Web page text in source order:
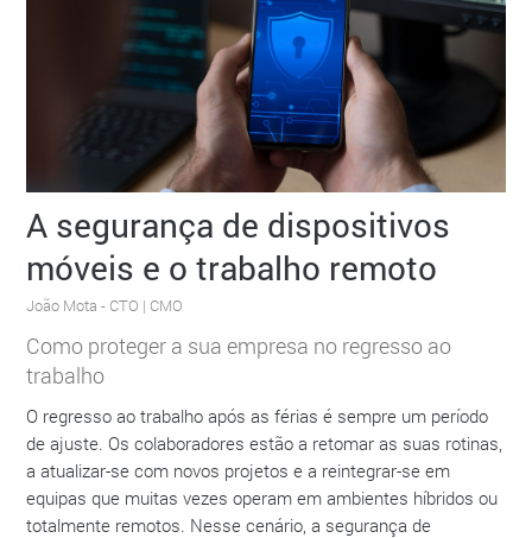
A segurança de dispositivos
móveis e o trabalho remoto
João Mota- CTO | CMO
Como proteger a sua empresa no regresso ao
trabalho
O regresso ao trabalho após as férias é sempre um período
de ajuste. Os colaboradores estão a retomar as suas rotinas,
a atualizar-se com novos projetos e a reintegrar-se em
equipas que muitas vezes operam em ambientes híbridos ou
totalmente remotos. Nesse cenário, a segurança de